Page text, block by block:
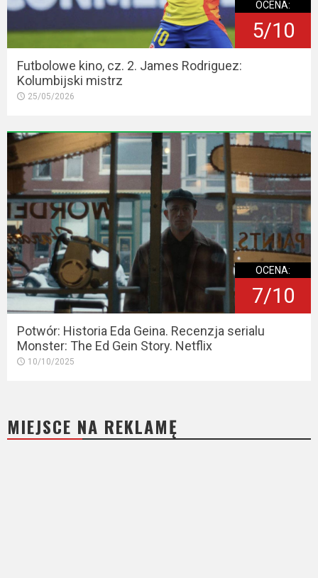
OCENA:
5/10
Futbolowe kino, cz. 2. James Rodriguez:
Kolumbijski mistrz
25/05/2026
OCENA:
7/10
Potwór: Historia Eda Geina. Recenzja serialu
Monster: The Ed Gein Story. Netflix
10/10/2025
MIEJSCE NA REKLAMĘ